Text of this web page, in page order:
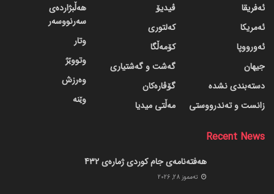
ئەفریقا
ئەمریکا
ئەورووپا
جیهان
دسته‌بندی نشده
زانست و تەندرووستی
ڤیدیۆ
کەلتوری
کۆمەڵگا
گه‌شت و گه‌شتیاری
گۆڤاره‌کان
مەڵتی میدیا
هەڵبژاردەی
سەرنووسەر
وتار
وتووێژ
وەرزش
وێنە
Recent News
هەفتەنامەی جام کوردی ژمارەی 432
ته‌مموز 28, 2026